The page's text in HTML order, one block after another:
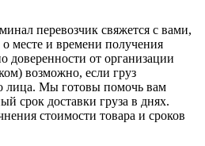
перевозчик свяжется с вами,
месте и времени получения
доверенности от организации
возможно, если груз
лица. Мы готовы помочь вам
срок доставки груза в днях.
стоимости товара и сроков